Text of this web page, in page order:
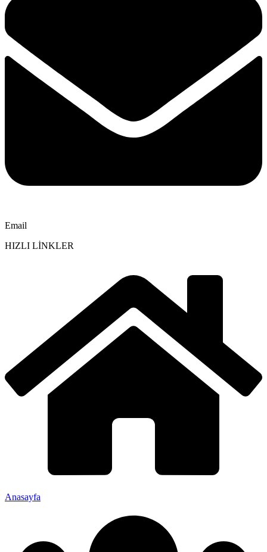
Email
HIZLI LİNKLER
Anasayfa